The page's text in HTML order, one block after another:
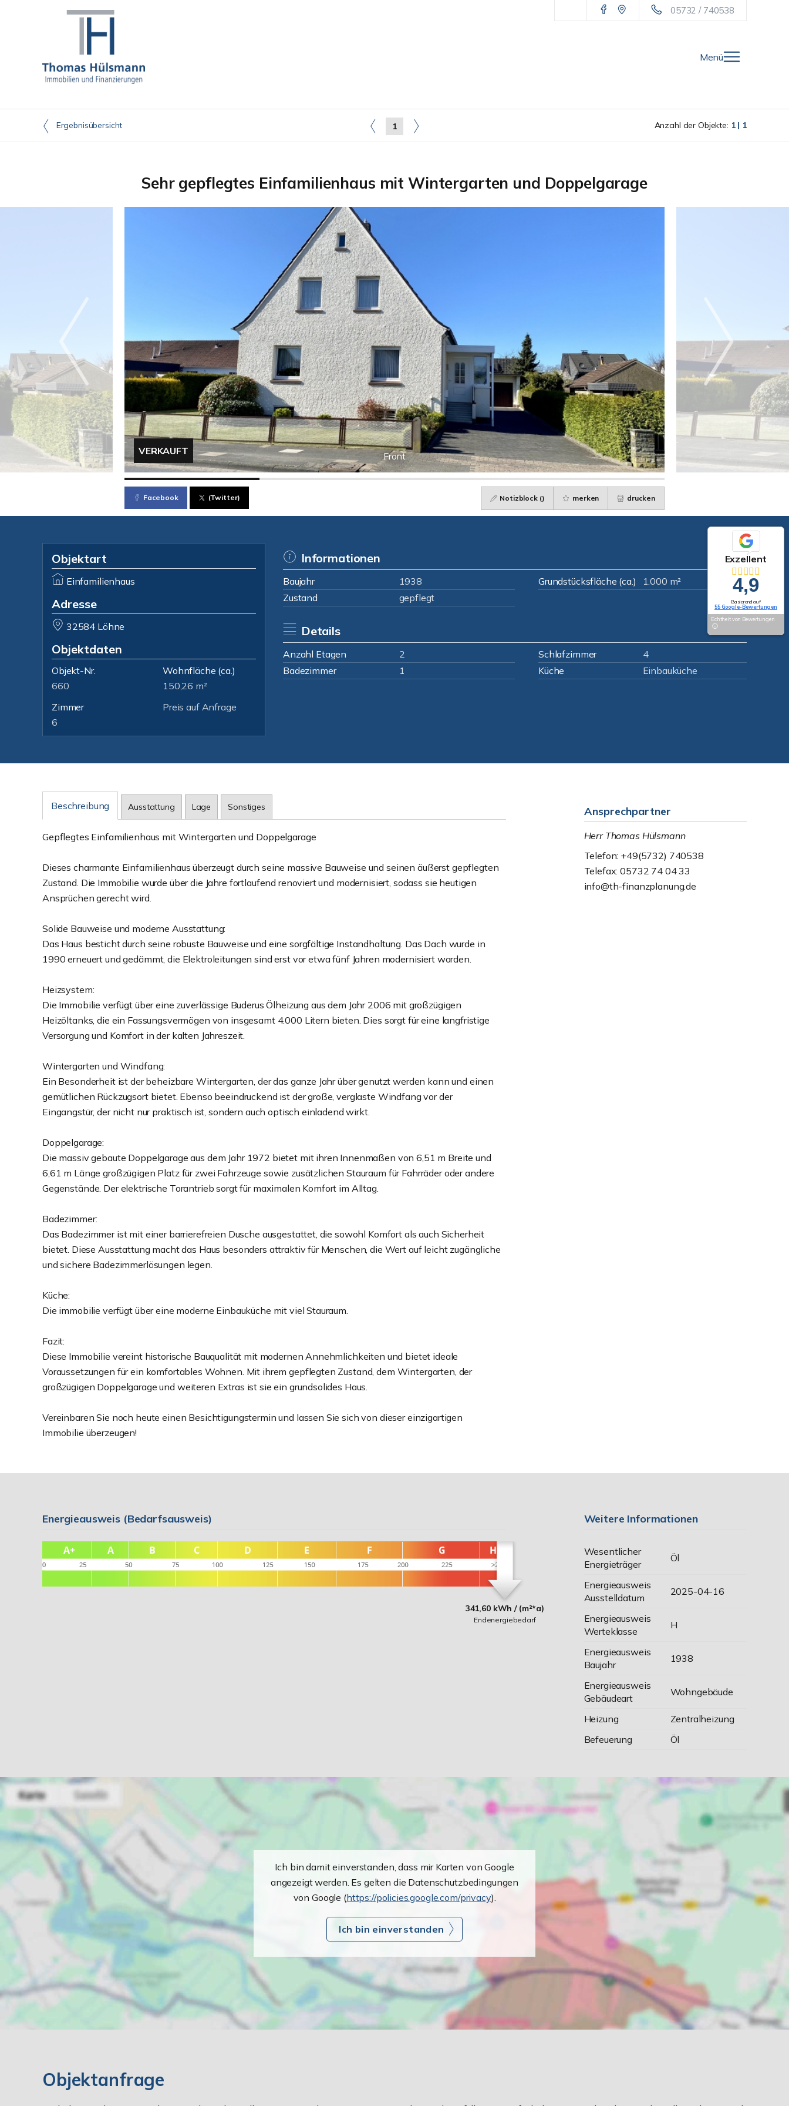
05732 / 740538
Menü
Ergebnisübersicht 1 Anzahl der Objekte: 1 | 1
Sehr gepflegtes Einfamilienhaus mit Wintergarten und Doppelgarage
Front
VERKAUFT
Facebook (Twitter) Notizblock () merken drucken
Objektart
Einfamilienhaus
Adresse
32584 Löhne
Objektdaten
Objekt-Nr.
660
Wohnfläche (ca.)
150,26 m²
Zimmer
6
Preis auf Anfrage
Informationen
Baujahr 1938 Grundstücksfläche (ca.)
1.000 m²
Zustand
gepflegt
Details
Anzahl Etagen 2 Schlafzimmer
4
Badezimmer
1 Küche Einbauküche
Beschreibung Ausstattung Lage Sonstiges
Gepflegtes Einfamilienhaus mit Wintergarten und Doppelgarage
Dieses charmante Einfamilienhaus überzeugt durch seine massive Bauweise und seinen äußerst gepflegten
Zustand. Die Immobilie wurde über die Jahre fortlaufend renoviert und modernisiert, sodass sie heutigen
Ansprüchen gerecht wird.
Solide Bauweise und moderne Ausstattung:
Das Haus besticht durch seine robuste Bauweise und eine sorgfältige Instandhaltung. Das Dach wurde in
1990 erneuert und gedämmt, die Elektroleitungen sind erst vor etwa fünf Jahren modernisiert worden.
Heizsystem:
Die Immobilie verfügt über eine zuverlässige Buderus Ölheizung aus dem Jahr 2006 mit großzügigen
Heizöltanks, die ein Fassungsvermögen von insgesamt 4.000 Litern bieten. Dies sorgt für eine langfristige
Versorgung und Komfort in der kalten Jahreszeit.
Wintergarten und Windfang:
Ein Besonderheit ist der beheizbare Wintergarten, der das ganze Jahr über genutzt werden kann und einen
gemütlichen Rückzugsort bietet. Ebenso beeindruckend ist der große, verglaste Windfang vor der
Eingangstür, der nicht nur praktisch ist, sondern auch optisch einladend wirkt.
Doppelgarage:
Die massiv gebaute Doppelgarage aus dem Jahr 1972 bietet mit ihren Innenmaßen von 6,51 m Breite und
6,61 m Länge großzügigen Platz für zwei Fahrzeuge sowie zusätzlichen Stauraum für Fahrräder oder andere
Gegenstände. Der elektrische Torantrieb sorgt für maximalen Komfort im Alltag.
Badezimmer:
Das Badezimmer ist mit einer barrierefreien Dusche ausgestattet, die sowohl Komfort als auch Sicherheit
bietet. Diese Ausstattung macht das Haus besonders attraktiv für Menschen, die Wert auf leicht zugängliche
und sichere Badezimmerlösungen legen.
Küche:
Die immobilie verfügt über eine moderne Einbauküche mit viel Stauraum.
Fazit:
Diese Immobilie vereint historische Bauqualität mit modernen Annehmlichkeiten und bietet ideale
Voraussetzungen für ein komfortables Wohnen. Mit ihrem gepflegten Zustand, dem Wintergarten, der
großzügigen Doppelgarage und weiteren Extras ist sie ein grundsolides Haus.
Vereinbaren Sie noch heute einen Besichtigungstermin und lassen Sie sich von dieser einzigartigen
Immobilie überzeugen!
Ansprechpartner
Herr Thomas Hülsmann
Telefon: +49(5732) 740538
Telefax: 05732 74 04 33
info@th-finanzplanung.de
Energieausweis (Bedarfsausweis)
341,60 kWh / (m²*a)
Endenergiebedarf
Weitere Informationen
Wesentlicher
Energieträger
Öl
Energieausweis
Ausstelldatum
2025-04-16
Energieausweis
Werteklasse
H
Energieausweis
Baujahr
1938
Energieausweis
Gebäudeart
Wohngebäude
Heizung
Zentralheizung
Befeuerung
Öl
Ich bin damit einverstanden, dass mir Karten von Google
angezeigt werden. Es gelten die Datenschutzbedingungen
von Google (https://policies.google.com/privacy).
Ich bin einverstanden
Objektanfrage
Exzellent
4,9
Basierend auf
55 Google-Bewertungen
Echtheit von Bewertungen